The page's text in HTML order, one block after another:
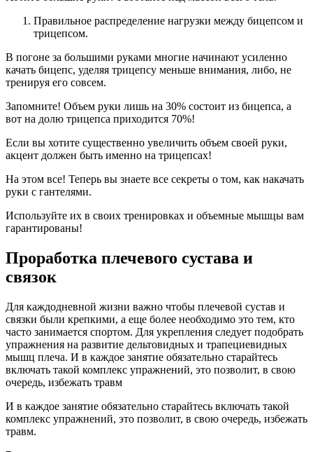
Правильное распределение нагрузки между бицепсом и
трицепсом.
В погоне за большими руками многие начинают усиленно
качать бицепс, уделяя трицепсу меньше внимания, либо, не
тренируя его совсем.
Запомните! Объем руки лишь на 30% состоит из бицепса, а
вот на долю трицепса приходится 70%!
Если вы хотите существенно увеличить объем своей руки,
акцент должен быть именно на трицепсах!
На этом все! Теперь вы знаете все секреты о том, как накачать
руки с гантелями.
Используйте их в своих тренировках и объемные мышцы вам
гарантированы!
Проработка плечевого сустава и
связок
Для каждодневной жизни важно чтобы плечевой сустав и
связки были крепкими, а еще более необходимо это тем, кто
часто занимается спортом. Для укрепления следует подобрать
упражнения на развитие дельтовидных и трапециевидных
мышц плеча. И в каждое занятие обязательно старайтесь
включать такой комплекс упражнений, это позволит, в свою
очередь, избежать травм
И в каждое занятие обязательно старайтесь включать такой
комплекс упражнений, это позволит, в свою очередь, избежать
травм.